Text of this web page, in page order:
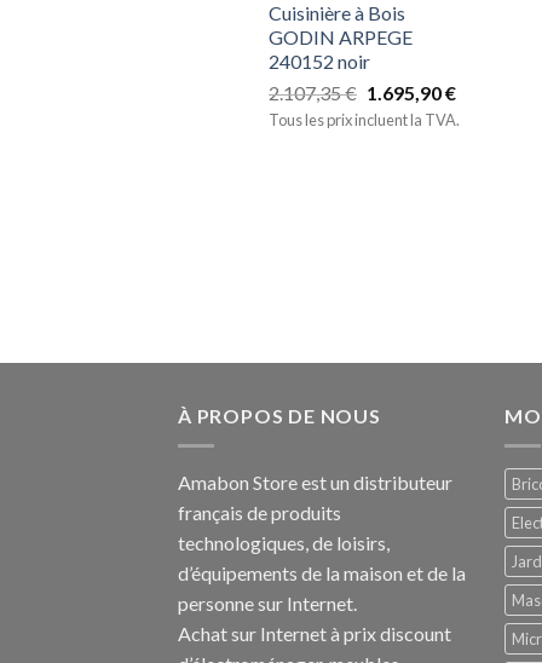
Cuisinière à Bois
GODIN ARPEGE
240152 noir
2.107,35€ 1.695,90€
Tous les prix incluent la TVA.
À PROPOS DE NOUS
Amabon Store est un distributeur
français de produits
technologiques, de loisirs,
d’équipements de la maison et de la
personne sur Internet.
Achat sur Internet à prix discount